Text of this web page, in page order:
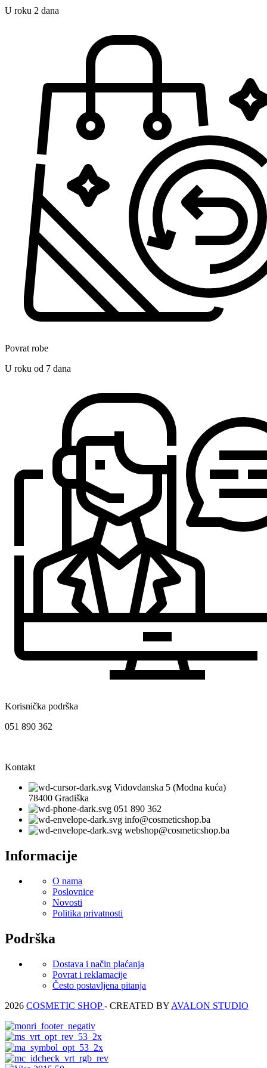
U roku 2 dana
Povrat robe
U roku od 7 dana
Korisnička podrška
051 890 362
Kontakt
Vidovdanska 5 (Modna kuća)
78400 Gradiška
051 890 362
info@cosmeticshop.ba
webshop@cosmeticshop.ba
Informacije
O nama
Poslovnice
Novosti
Politika privatnosti
Podrška
Dostava i način plaćanja
Povrat i reklamacije
Često postavljena pitanja
2026 COSMETIC SHOP- CREATED BY AVALON STUDIO